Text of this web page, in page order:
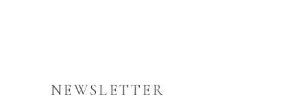
NEWSLETTER